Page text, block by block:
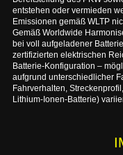
entstehen oder vermieden
Emissionen gemäß WLTP
Gemäß Worldwide
bei voll aufgeladener
zertifizierten elektrischen
Batterie-Konfiguration –
aufgrund unterschiedlicher
Fahrverhalten,
Lithium-Ionen-Batterie)